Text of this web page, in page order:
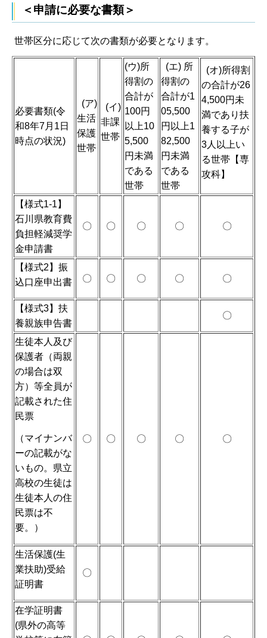
＜申請に必要な書類＞
世帯区分に応じて次の書類が必要となります。
必要書類(令
和8年7月1日
時点の状況)
(ア)
生活
保護
世帯
(イ)
非課
世帯
(ウ)所
得割の
合計が
100円
以上10
5,500
円未満
である
世帯
(エ) 所
得割の
合計が1
05,500
円以上1
82,500
円未満
である
世帯
(オ)所得割
の合計が26
4,500円未
満であり扶
養する子が
3人以上い
る世帯【専
攻科】
【様式1-1】
石川県教育費
負担軽減奨学
金申請書
〇 〇 〇 〇 〇
【様式2】振
込口座申出書
〇 〇 〇 〇 〇
【様式3】扶
養親族申告書
〇
生徒本人及び
保護者（両親
の場合は双
方）等全員が
記載された住
民票
（マイナンバ
ーの記載がな
いもの。県立
高校の生徒は
生徒本人の住
民票は不
要。）
〇 〇 〇 〇 〇
生活保護(生
業扶助)受給
証明書
〇
在学証明書
(県外の高等